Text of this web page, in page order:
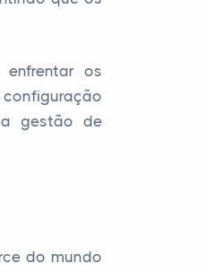
os
configuração
gestão de
do mundo